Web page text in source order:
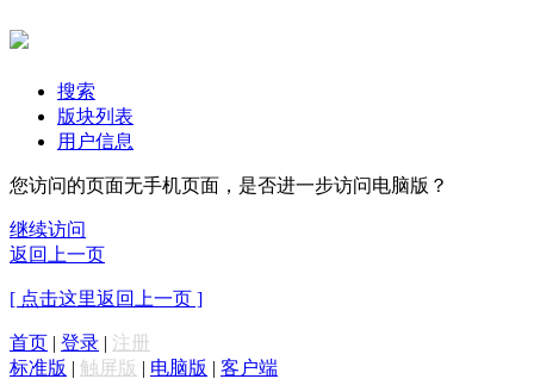
搜索
版块列表
用户信息
您访问的页面无手机页面，是否进一步访问电脑版？
继续访问
返回上一页
[ 点击这里返回上一页 ]
首页 | 登录 | 注册
标准版 | 触屏版 | 电脑版 | 客户端